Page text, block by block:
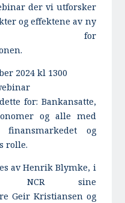
der vi utforsker
og effektene av ny
for
2024 kl 1300
for: Bankansatte,
og alle med
finansmarkedet og
rolle.
av Henrik Blymke, i
NCR sine
Geir Kristiansen og